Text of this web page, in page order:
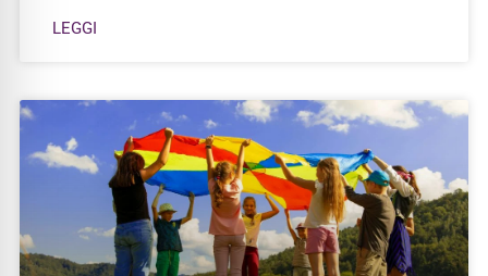
LEGGI